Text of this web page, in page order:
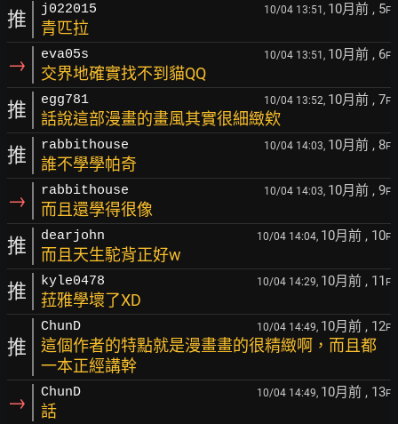
推 j022015 10/04 13:51, 10月前 , 5F
青匹拉
→ eva05s 10/04 13:51, 10月前 , 6F
交界地確實找不到貓QQ
推 egg781 10/04 13:52, 10月前 , 7F
話說這部漫畫的畫風其實很細緻欸
推 rabbithouse 10/04 14:03, 10月前 , 8F
誰不學學帕奇
→ rabbithouse 10/04 14:03, 10月前 , 9F
而且還學得很像
推 dearjohn 10/04 14:04, 10月前 , 10F
而且天生駝背正好w
推 kyle0478 10/04 14:29, 10月前 , 11 F
菈雅學壞了XD
推
ChunD 10/04 14:49, 10月前 , 12F
這個作者的特點就是漫畫畫的很精緻啊，而且都
一本正經講幹
→ ChunD 10/04 14:49, 10月前 , 13F
話